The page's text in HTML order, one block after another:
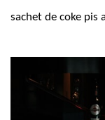
sachet de coke pis